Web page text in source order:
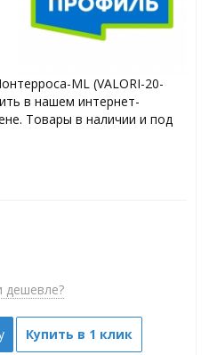
ML (VALORI-20-
в нашем интернет-
Товары в наличии и под
Купить в 1 клик